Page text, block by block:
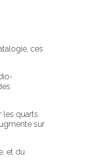
ces
les quarts
sur
et du